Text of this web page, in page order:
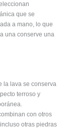
que se
a mano, lo que
una conserve una
la lava se conserva
terroso y
con otros
otras piedras